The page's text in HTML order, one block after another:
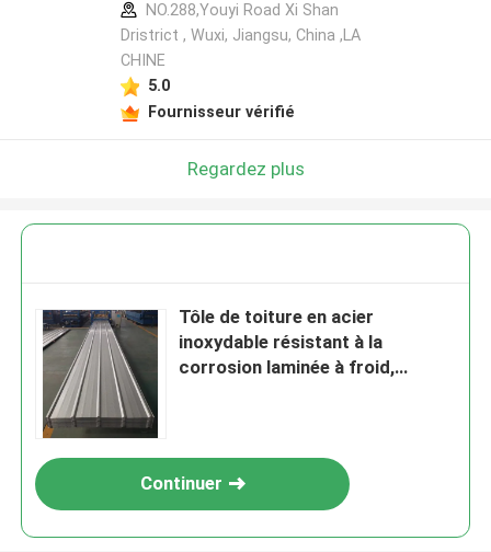
NO.288,Youyi Road Xi Shan
Dristrict , Wuxi, Jiangsu, China ,LA
CHINE
5.0
Fournisseur vérifié
Regardez plus
Tôle de toiture en acier
inoxydable résistant à la
corrosion laminée à froid,
Continuer